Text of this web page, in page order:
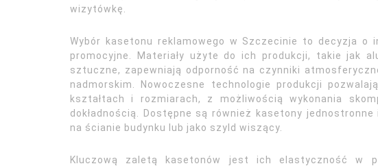
wizytówkę.
Wybór kasetonu reklamowego w Szczecinie to decyzja o
promocyjne. Materiały użyte do ich produkcji, takie jak
sztuczne, zapewniają odporność na czynniki
nadmorskim. Nowoczesne technologie produkcji
kształtach i rozmiarach, z możliwością wykonania
dokładnością. Dostępne są również kasetony
na ścianie budynku lub jako szyld wiszący.
Kluczową zaletą kasetonów jest ich elastyczność w